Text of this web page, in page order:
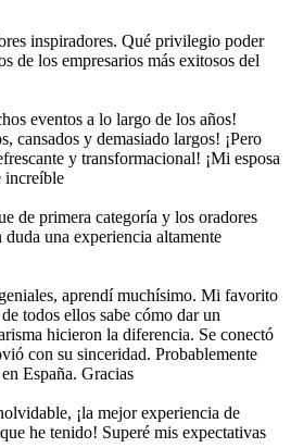
inspiradores. Qué privilegio poder
de los empresarios más exitosos del
eventos a lo largo de los años!
cansados y demasiado largos! ¡Pero
y transformacional! ¡Mi esposa
increíble
de primera categoría y los oradores
una experiencia altamente
aprendí muchísimo. Mi favorito
todos ellos sabe cómo dar un
hicieron la diferencia. Se conectó
con su sinceridad. Probablemente
España. Gracias
¡la mejor experiencia de
he tenido! Superé mis expectativas